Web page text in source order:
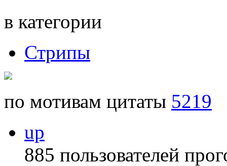
в категории
Стрипы
по мотивам цитаты 5219
up
885 пользователей